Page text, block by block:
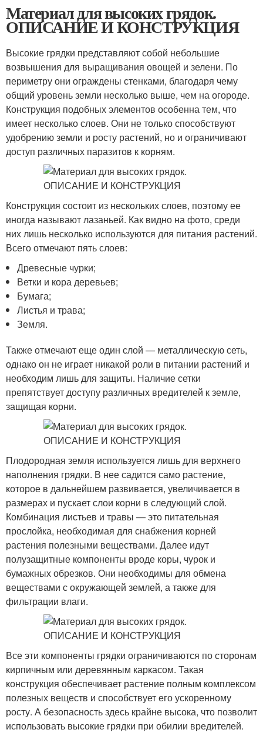
Материал для высоких грядок.
ОПИСАНИЕ И КОНСТРУКЦИЯ
Высокие грядки представляют собой небольшие
возвышения для выращивания овощей и зелени. По
периметру они ограждены стенками, благодаря чему
общий уровень земли несколько выше, чем на огороде.
Конструкция подобных элементов особенна тем, что
имеет несколько слоев. Они не только способствуют
удобрению земли и росту растений, но и ограничивают
доступ различных паразитов к корням.
Конструкция состоит из нескольких слоев, поэтому ее
иногда называют лазаньей. Как видно на фото, среди
них лишь несколько используются для питания растений.
Всего отмечают пять слоев:
Древесные чурки;
Ветки и кора деревьев;
Бумага;
Листья и трава;
Земля.
Также отмечают еще один слой — металлическую сеть,
однако он не играет никакой роли в питании растений и
необходим лишь для защиты. Наличие сетки
препятствует доступу различных вредителей к земле,
защищая корни.
Плодородная земля используется лишь для верхнего
наполнения грядки. В нее садится само растение,
которое в дальнейшем развивается, увеличивается в
размерах и пускает слои корни в следующий слой.
Комбинация листьев и травы — это питательная
прослойка, необходимая для снабжения корней
растения полезными веществами. Далее идут
полузащитные компоненты вроде коры, чурок и
бумажных обрезков. Они необходимы для обмена
веществами с окружающей землей, а также для
фильтрации влаги.
Все эти компоненты грядки ограничиваются по сторонам
кирпичным или деревянным каркасом. Такая
конструкция обеспечивает растение полным комплексом
полезных веществ и способствует его ускоренному
росту. А безопасность здесь крайне высока, что позволит
использовать высокие грядки при обилии вредителей.